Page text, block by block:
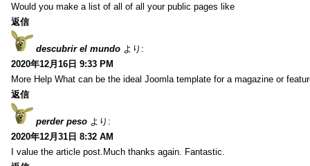
Would you make a list of all of all your public pages like
返信
descubrir el mundo より:
2020年12月16日 9:33 PM
More Help What can be the ideal Joomla template for a magazine or
返信
perder peso より:
2020年12月31日 8:32 AM
I value the article post.Much thanks again. Fantastic.